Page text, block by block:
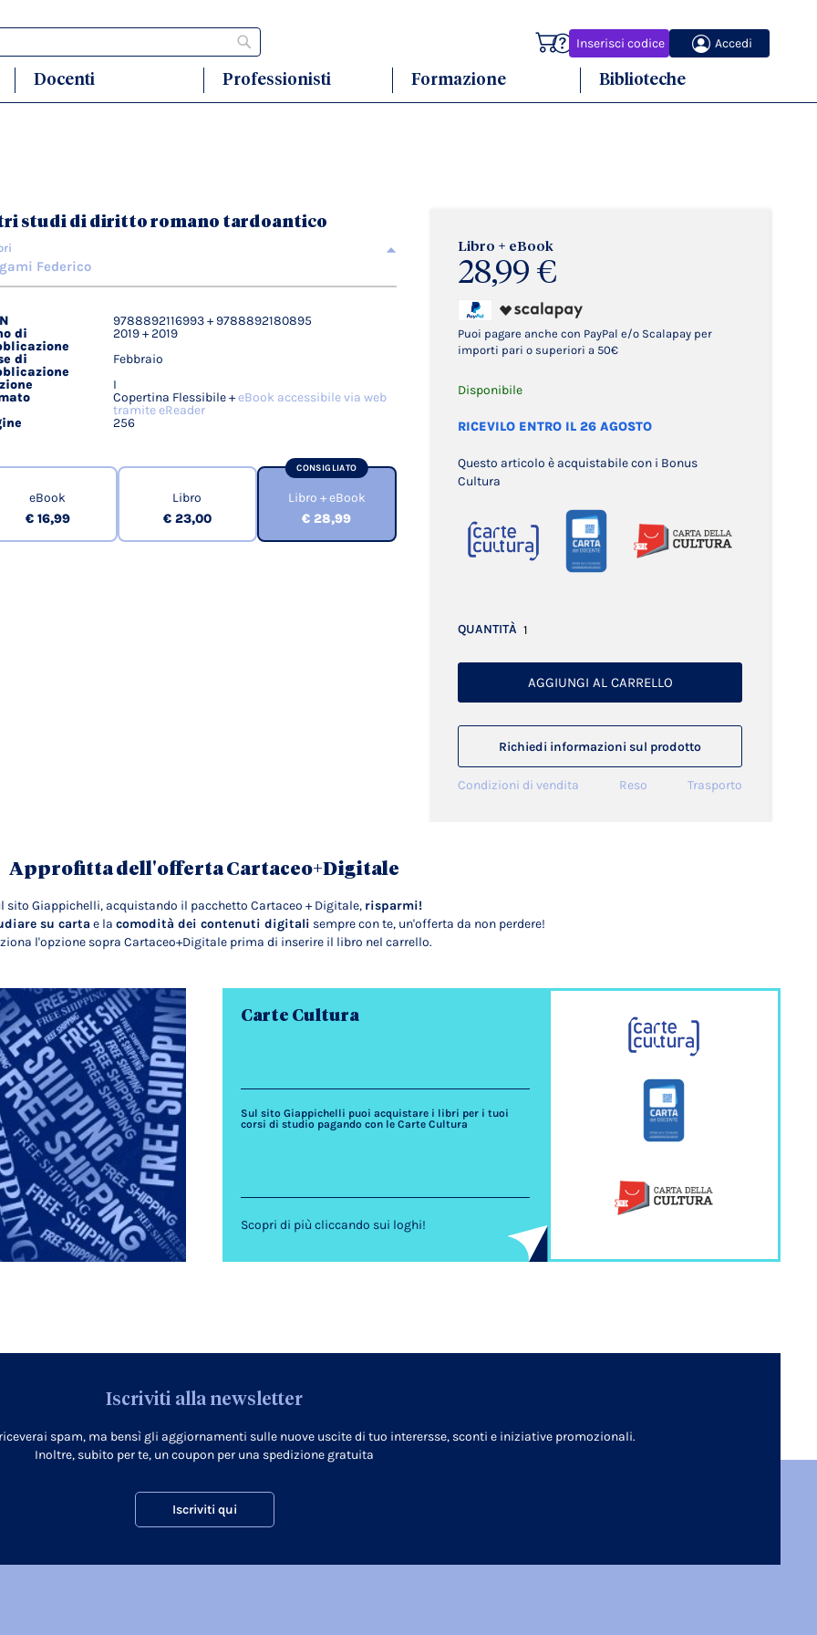
Inserisci codice Accedi
Carrello
Docenti Professionisti Formazione Biblioteche
Libro + eBook
28,99 €
Puoi pagare anche con PayPal e/o Scalapay per
importi pari o superiori a 50€
Disponibile
RICEVILO ENTRO IL 26 AGOSTO
Questo articolo è acquistabile con i Bonus
Cultura
QUANTITÀ
AGGIUNGI AL CARRELLO
Richiedi informazioni sul prodotto
Condizioni di vendita Reso Trasporto
studi di diritto romano tardoantico
Federico
9788892116993 + 9788892180895
di
2019 + 2019
di
Febbraio
I
Copertina Flessibile +eBook accessibile via web
tramite eReader
256
eBook
€ 16,99
Libro
€ 23,00
CONSIGLIATO
Libro + eBook
€ 28,99
Approfitta dell'offerta Cartaceo+Digitale
sito Giappichelli, acquistando il pacchetto Cartaceo + Digitale, risparmi!
su carta e la comodità dei contenuti digitali sempre con te, un'offerta da non perdere!
l'opzione sopra Cartaceo+Digitale prima di inserire il libro nel carrello.
Carte Cultura
Sul sito Giappichelli puoi acquistare i libri per i tuoi
corsi di studio pagando con le Carte Cultura
Scopri di più cliccando sui loghi!
Iscriviti alla newsletter
spam, ma bensì gli aggiornamenti sulle nuove uscite di tuo interersse, sconti e iniziative promozionali.
Inoltre, subito per te, un coupon per una spedizione gratuita
Iscriviti qui